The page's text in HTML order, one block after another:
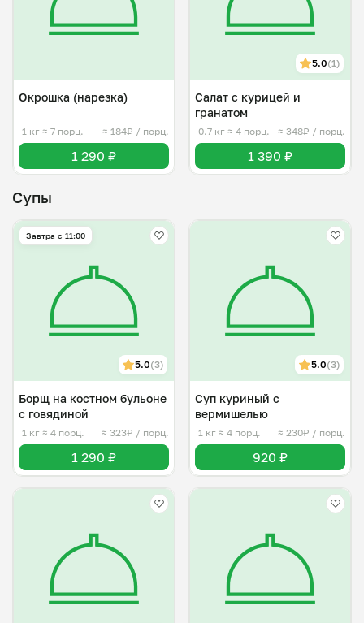
Окрошка (нарезка)
1 кг ≈ 7 порц. ≈ 184₽ / порц.
1 290 ₽
5.0(1)
Салат с курицей и
гранатом
0.7 кг ≈ 4 порц. ≈ 348₽ / порц.
1 390 ₽
Супы
Завтра c 11:00
5.0(3)
Борщ на костном бульоне
с говядиной
1 кг ≈ 4 порц. ≈ 323₽ / порц.
1 290 ₽
5.0(3)
Суп куриный с
вермишелью
1 кг ≈ 4 порц. ≈ 230₽ / порц.
920 ₽